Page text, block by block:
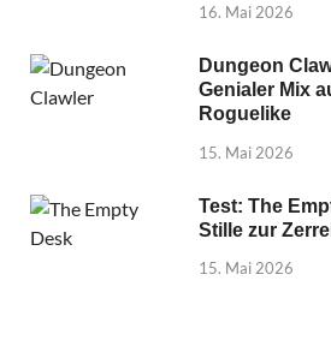
16. Mai 2026
Dungeon
Genialer Mix
Roguelike
15. Mai 2026
Test: The
Stille zur
15. Mai 2026